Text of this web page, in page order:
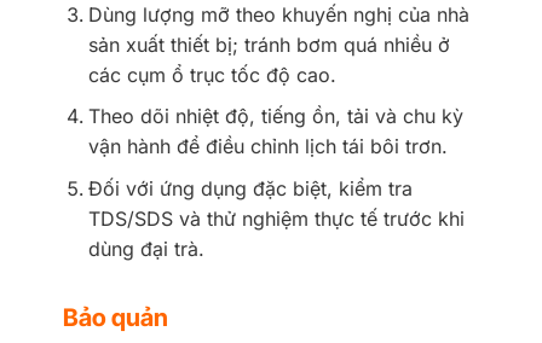
Dùng lượng mỡ theo khuyến nghị của nhà
sản xuất thiết bị; tránh bơm quá nhiều ở
các cụm ổ trục tốc độ cao.
Theo dõi nhiệt độ, tiếng ồn, tải và chu kỳ
vận hành để điều chỉnh lịch tái bôi trơn.
Đối với ứng dụng đặc biệt, kiểm tra
TDS/SDS và thử nghiệm thực tế trước khi
dùng đại trà.
Bảo quản